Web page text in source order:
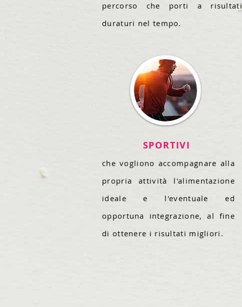
percorso che porti a risultati
duraturi nel tempo.
SPORTIVI
che vogliono accompagnare alla
propria attività l'alimentazione
ideale e l'eventuale ed
opportuna integrazione, al fine
di ottenere i risultati migliori.